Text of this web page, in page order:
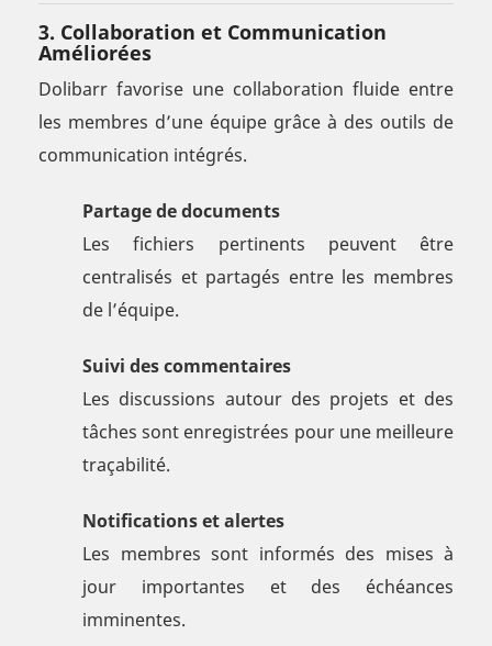
3. Collaboration et Communication
Améliorées
Dolibarr favorise une collaboration fluide entre
les membres d’une équipe grâce à des outils de
communication intégrés.
Partage de documents
Les fichiers pertinents peuvent être
centralisés et partagés entre les membres
de l’équipe.
Suivi des commentaires
Les discussions autour des projets et des
tâches sont enregistrées pour une meilleure
traçabilité.
Notifications et alertes
Les membres sont informés des mises à
jour importantes et des échéances
imminentes.